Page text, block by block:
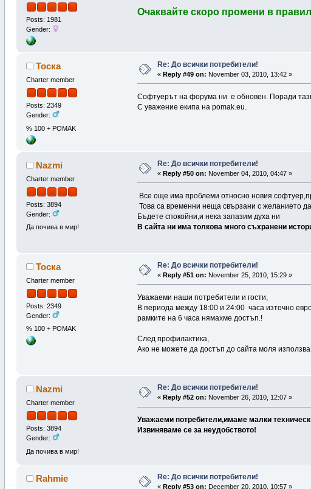
Posts: 1981
Gender:
Очаквайте скоро промени в
Тоска
Charter member
Posts: 2349
Gender:
% 100 + POMAK
Re: До всички потребители!
« Reply #49 on: November 03, 2010, 13:42 »
Софтуерът на форума ни е обновен. Поради
С уважение екипа на pomak.eu.
Nazmi
Charter member
Posts: 3894
Gender:
Да почива в мир!
Re: До всички потребители!
« Reply #50 on: November 04, 2010, 04:47 »
Все още има проблеми относно новия
Това са временни неща свързани с желанието
Бъдете спокойни,и нека запазим духа ни
В сайта ни има толкова много съхранени
Тоска
Charter member
Posts: 2349
Gender:
% 100 + POMAK
Re: До всички потребители!
« Reply #51 on: November 25, 2010, 15:29 »
Уважаеми наши потребители и гости,
В периода между 18:00 и 24:00 часа източно
рамките на 6 часа нямахме достъп.!
Cлед профилактика,
Ако не можете да достъп до сайта моля
Nazmi
Charter member
Posts: 3894
Gender:
Да почива в мир!
Re: До всички потребители!
« Reply #52 on: November 26, 2010, 12:07 »
Уважаеми потребители,имаме малки
Извиняваме се за неудобството!
Rahmie Re: До всички потребители!
« Reply #53 on: December 20, 2010, 10:57 »